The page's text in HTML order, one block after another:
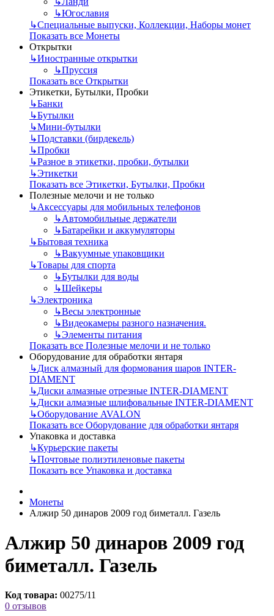
↳Югославия
↳Специальные выпуски, Коллекции, Наборы монет
Показать все Монеты
Открытки
↳Иностранные открытки
↳Пруссия
Показать все Открытки
Этикетки, Бутылки, Пробки
↳Банки
↳Бутылки
↳Мини-бутылки
↳Подставки (бирдекель)
↳Пробки
↳Разное в этикетки, пробки, бутылки
↳Этикетки
Показать все Этикетки, Бутылки, Пробки
Полезные мелочи и не только
↳Аксессуары для мобильных телефонов
↳Автомобильные держатели
↳Батарейки и аккумуляторы
↳Бытовая техника
↳Вакуумные упаковщики
↳Товары для спорта
↳Бутылки для воды
↳Шейкеры
↳Электроника
↳Весы электронные
↳Видеокамеры разного назначения.
↳Элементы питания
Показать все Полезные мелочи и не только
Оборудование для обработки янтаря
↳Диск алмазный для формования шаров INTER-
DIAMENT
↳Диски алмазные отрезные INTER-DIAMENT
↳Диски алмазные шлифовальные INTER-DIAMENT
↳Оборудование AVALON
Показать все Оборудование для обработки янтаря
Упаковка и доставка
↳Курьерские пакеты
↳Почтовые полиэтиленовые пакеты
Показать все Упаковка и доставка
Монеты
Алжир 50 динаров 2009 год биметалл. Газель
Алжир 50 динаров 2009 год
биметалл. Газель
Код товара: 00275/11
0 отзывов